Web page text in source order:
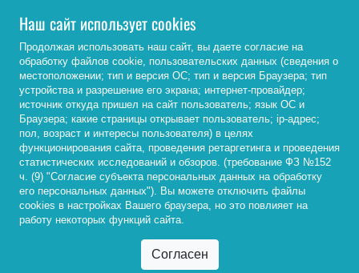
Министерство науки и высшего образования РФ
http://www.minobrnauki.gov.ru/
Министерство просвещения РФ
https://edu.gov.ru/
Федеральный портал «Российское образование»
http://www.edu.ru/
© 2026, ФГБОУ ВО «Байкальский государственный
университет»
Наш сайт использует cookies
Продолжая использовать наш сайт, вы даете согласие на
обработку файлов cookie, пользовательских данных (сведения о
местоположении; тип и версия ОС; тип и версия Браузера; тип
устройства и разрешение его экрана; интернет-провайдер;
источник откуда пришел на сайт пользователь; язык ОС и
Браузера; какие страницы открывает пользователь; ip-адрес;
пол, возраст и интересы пользователя) в целях
функционирования сайта, проведения ретаргетинга и проведения
статистических исследований и обзоров. (требование ФЗ №152
ч. (9) "Согласие субъекта персональных данных на обработку
его персональных данных"). Вы можете отключить файлы
cookies в настройках Вашего браузера, но это повлияет на
работу некоторых функций сайта.